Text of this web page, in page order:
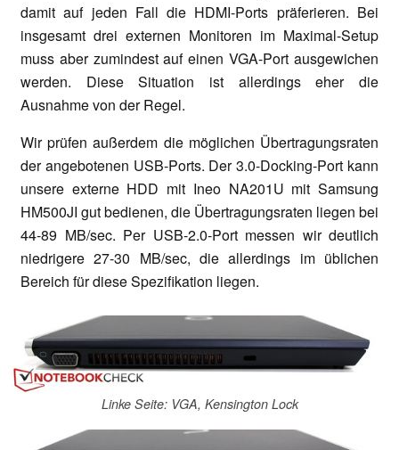
damit auf jeden Fall die HDMI-Ports präferieren. Bei
insgesamt drei externen Monitoren im Maximal-Setup
muss aber zumindest auf einen VGA-Port ausgewichen
werden. Diese Situation ist allerdings eher die
Ausnahme von der Regel.
Wir prüfen außerdem die möglichen Übertragungsraten
der angebotenen USB-Ports. Der 3.0-Docking-Port kann
unsere externe HDD mit Ineo NA201U mit Samsung
HM500JI gut bedienen, die Übertragungsraten liegen bei
44-89 MB/sec. Per USB-2.0-Port messen wir deutlich
niedrigere 27-30 MB/sec, die allerdings im üblichen
Bereich für diese Spezifikation liegen.
Linke Seite: VGA, Kensington Lock